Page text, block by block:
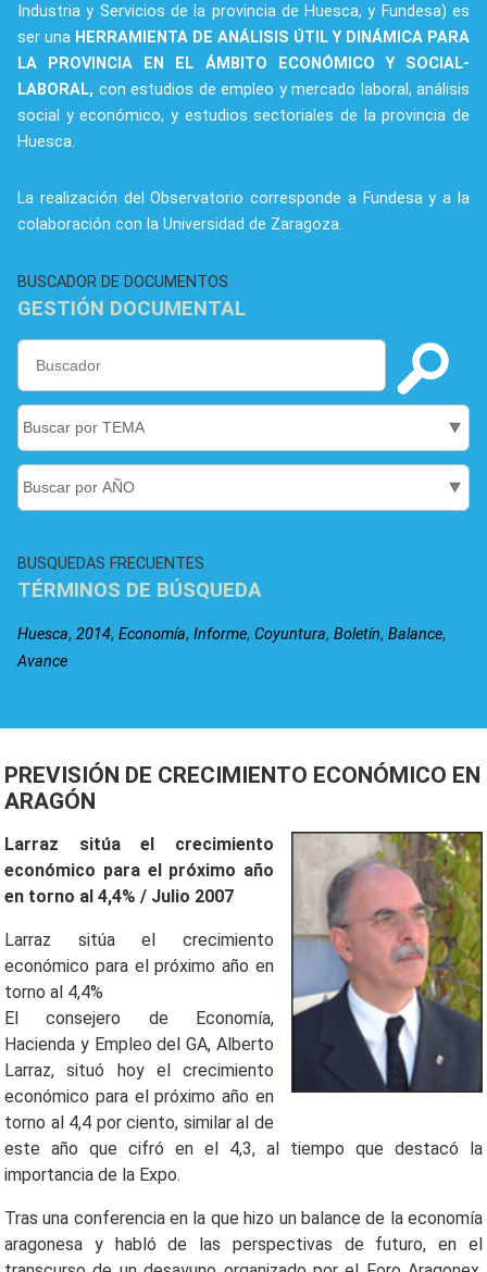
Industria y Servicios de la provincia de Huesca, y Fundesa) es
ser una HERRAMIENTA DE ANÁLISIS ÚTIL Y DINÁMICA PARA
LA PROVINCIA EN EL ÁMBITO ECONÓMICO Y SOCIAL-
LABORAL, con estudios de empleo y mercado laboral, análisis
social y económico, y estudios sectoriales de la provincia de
Huesca.
La realización del Observatorio corresponde a Fundesa y a la
colaboración con la Universidad de Zaragoza.
BUSCADOR DE DOCUMENTOS
GESTIÓN DOCUMENTAL
BUSQUEDAS FRECUENTES
TÉRMINOS DE BÚSQUEDA
Huesca, 2014, Economía, Informe, Coyuntura, Boletín, Balance,
Avance
PREVISIÓN DE CRECIMIENTO ECONÓMICO EN
ARAGÓN
Larraz sitúa el crecimiento
económico para el próximo año
en torno al 4,4% / Julio 2007
Larraz sitúa el crecimiento
económico para el próximo año en
torno al 4,4%
El consejero de Economía,
Hacienda y Empleo del GA, Alberto
Larraz, situó hoy el crecimiento
económico para el próximo año en
torno al 4,4 por ciento, similar al de
este año que cifró en el 4,3, al tiempo que destacó la
importancia de la Expo.
Tras una conferencia en la que hizo un balance de la economía
aragonesa y habló de las perspectivas de futuro, en el